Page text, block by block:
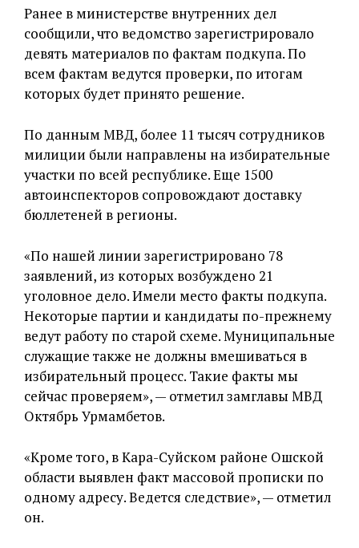
Ранее в министерстве внутренних дел
сообщили, что ведомство зарегистрировало
девять материалов по фактам подкупа. По
всем фактам ведутся проверки, по итогам
которых будет принято решение.
По данным МВД, более 11 тысяч сотрудников
милиции были направлены на избирательные
участки по всей республике. Еще 1500
автоинспекторов сопровождают доставку
бюллетеней в регионы.
«По нашей линии зарегистрировано 78
заявлений, из которых возбуждено 21
уголовное дело. Имели место факты подкупа.
Некоторые партии и кандидаты по-прежнему
ведут работу по старой схеме. Муниципальные
служащие также не должны вмешиваться в
избирательный процесс. Такие факты мы
сейчас проверяем», — отметил замглавы МВД
Октябрь Урмамбетов.
«Кроме того, в Кара-Суйском районе Ошской
области выявлен факт массовой прописки по
одному адресу. Ведется следствие», — отметил
он.